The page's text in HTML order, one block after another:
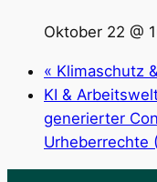
Oktober 22 @
« Klimaschutz
KI &
generierter
Urheberrechte